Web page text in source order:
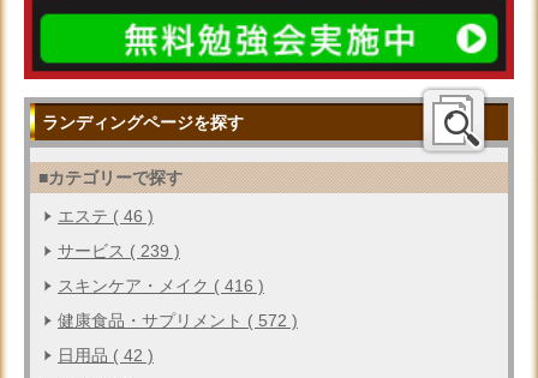
ランディングページを探す
■カテゴリーで探す
エステ ( 46 )
サービス ( 239 )
スキンケア・メイク ( 416 )
健康食品・サプリメント ( 572 )
日用品 ( 42 )